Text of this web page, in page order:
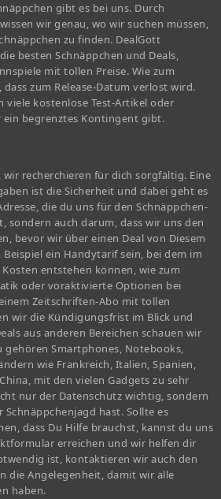
gibt es bei uns. Durch
wir genau, wo wir suchen müssen,
zu finden. DealGott
besten Schnäppchen und Deals,
mit tollen Preise. Wie zum
zum Release-Datum verlost wird.
viele kostenlose Test-Artikel oder
ein begrenztes Kontingent gibt.
wir recherchieren für dich sorgfältig. Eine
ist die Sicherheit und dabei geht es
die du uns für den Schnäppchen-
sondern auch darum, dass wir uns den
bevor wir über einen Deal von Diesem
ein Handytarif sein, bei dem im
entstehen können, wie zum
oder voraktivierte Optionen bei
Zeitschriften-Abo mit tollen
wir die Kündigungsfrist im Blick und
aus anderen Bereichen schauen wir
gehören Smartphones, Notebooks,
wie Frankreich, Italien, Spanien,
mit den vielen Gadgets zu sehr
nur der Datenschutz wichtig, sondern
Schnäppchenjagd hast. Sollte es
dass Du Hilfe brauchst, kannst du uns
erreichen und wir helfen dir
ist, kontaktieren wir auch den
die Angelegenheit, damit wir alle
haben.